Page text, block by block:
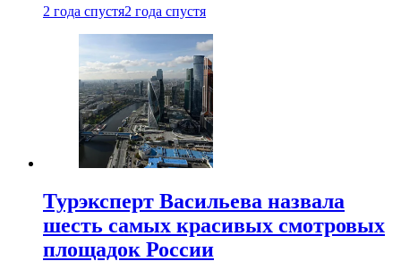
2 года спустя2 года спустя
Турэксперт Васильева назвала
шесть самых красивых смотровых
площадок России